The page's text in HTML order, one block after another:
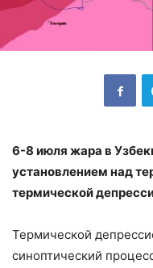
6-8 июля жара в
установлением над
термической
Термической
синоптический